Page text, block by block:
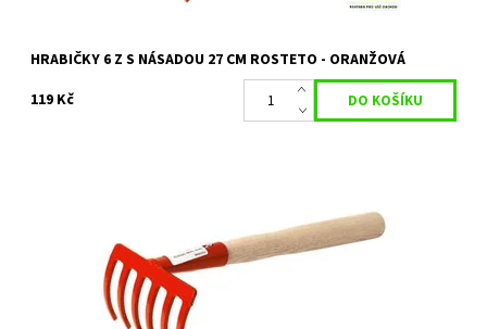
HRABIČKY 6 Z S NÁSADOU 27 CM ROSTETO - ORANŽOVÁ
119 Kč
Dostupnost:
Skladem 4 ks
27505